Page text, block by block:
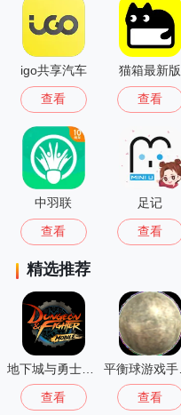
igo共享汽车
查看
猫箱最新版
查看
中羽联
查看
足记
查看
精选推荐
查看 查看